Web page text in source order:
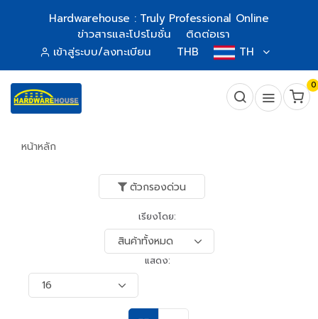
Hardwarehouse : Truly Professional Online
ข่าวสารและโปรโมชั่น
ติดต่อเรา
เข้าสู่ระบบ/ลงทะเบียน
THB TH
0
หน้าหลัก
ตัวกรองด่วน
เรียงโดย:
แสดง: